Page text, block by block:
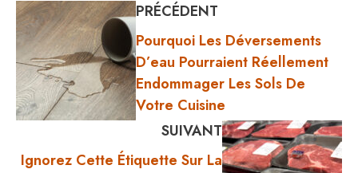
PRÉCÉDENT
Pourquoi Les Déversements
D’eau Pourraient Réellement
Endommager Les Sols De
Votre Cuisine
SUIVANT
Ignorez Cette Étiquette Sur La